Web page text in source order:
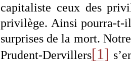
capitaliste ceux des
privilège. Ainsi pourra-t-il
surprises de la mort.
Prudent-Dervillers[1]